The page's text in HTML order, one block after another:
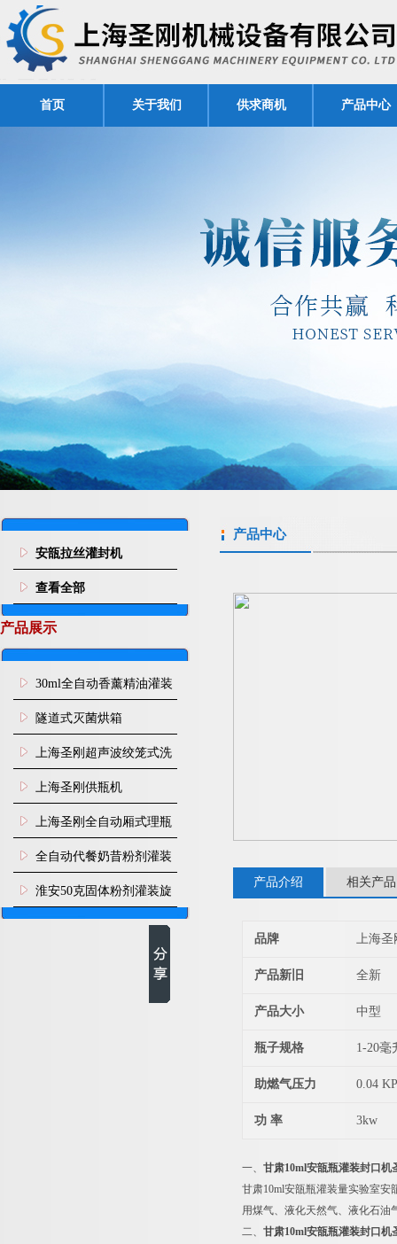
首页 关于我们 供求商机 产品中心
安瓿拉丝灌封机
查看全部
产品展示
30ml全自动香薰精油灌装
旋盖机
隧道式灭菌烘箱
上海圣刚超声波绞笼式洗
瓶机
上海圣刚供瓶机
上海圣刚全自动厢式理瓶
机
全自动代餐奶昔粉剂灌装
生产线
淮安50克固体粉剂灌装旋
盖机
产品中心
产品介绍 相关产品
品牌 上海圣
产品新旧 全新
产品大小 中型
瓶子规格 1-20毫
助燃气压力 0.04
功 率 3kw
一、 甘肃10ml安瓿瓶灌装封口机
甘肃10ml安瓿瓶灌装量实验室
用煤气、液化天然气、液化石油
二、 甘肃10ml安瓿瓶灌装封口机